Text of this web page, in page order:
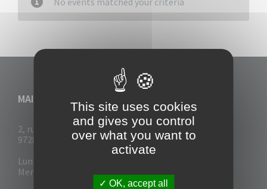
MAIRIE DU VAUCLIN
2, rue Collignon
97280 Le Vauclin
Lun - Mar : 7h30- 13h & 14h-17h
Mer-Jeu-Vend : 7h30 - 13h30
This site uses cookies
and gives you control
over what you want to
activate
OK, accept all